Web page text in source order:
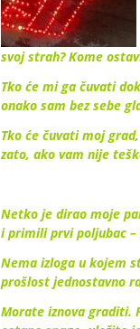
svoj strah? Kome
Tko će mi ga čuvati
onako sam bez sebe
Tko će čuvati moj
zato, ako vam nije
Netko je dirao moje
i primili prvi poljubac –
Nema izloga u kojem
prošlost jednostavno
Morate iznova graditi.